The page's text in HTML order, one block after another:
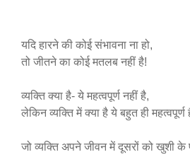
यदि हारने की कोई संभावना ना हो,
तो जीतने का कोई मतलब नहीं है!
व्यक्ति क्या है- ये महत्वपूर्ण नहीं है,
लेकिन व्यक्ति में क्या है ये बहुत ही महत्वपूर्ण
जो व्यक्ति अपने जीवन में दूसरों को खुशी के